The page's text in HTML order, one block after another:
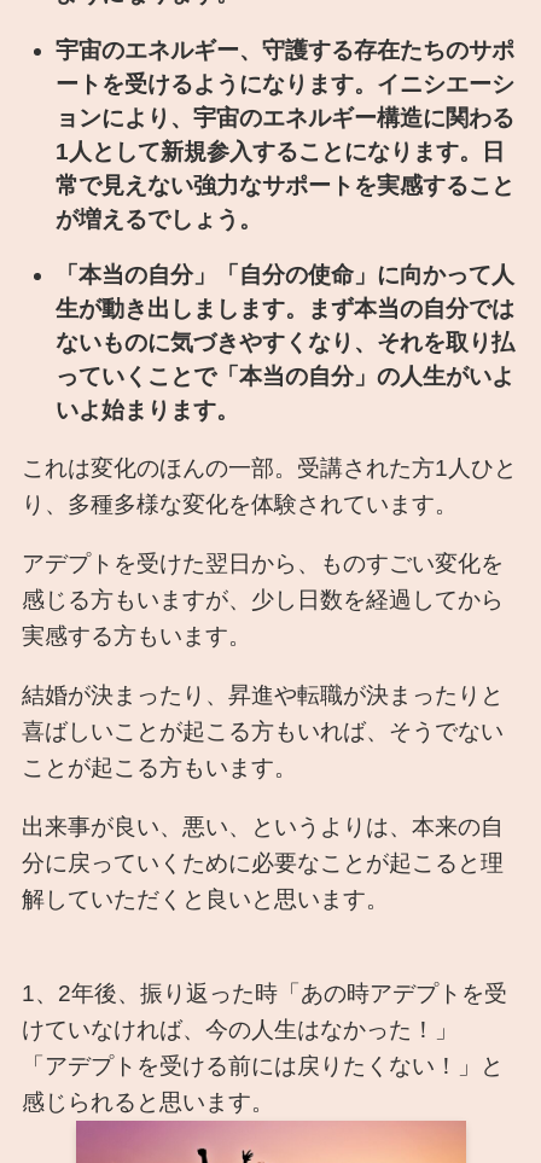
宇宙のエネルギー、守護する存在たちのサポ
ートを受けるようになります。イニシエーシ
ョンにより、宇宙のエネルギー構造に関わる
1人として新規参入することになります。日
常で見えない強力なサポートを実感すること
が増えるでしょう。
「本当の自分」「自分の使命」に向かって人
生が動き出しまします。まず本当の自分では
ないものに気づきやすくなり、それを取り払
っていくことで「本当の自分」の人生がいよ
いよ始まります。
これは変化のほんの一部。受講された方1人ひと
り、多種多様な変化を体験されています。
アデプトを受けた翌日から、ものすごい変化を
感じる方もいますが、少し日数を経過してから
実感する方もいます。
結婚が決まったり、昇進や転職が決まったりと
喜ばしいことが起こる方もいれば、そうでない
ことが起こる方もいます。
出来事が良い、悪い、というよりは、本来の自
分に戻っていくために必要なことが起こると理
解していただくと良いと思います。
1、2年後、振り返った時「あの時アデプトを受
けていなければ、今の人生はなかった！」
「アデプトを受ける前には戻りたくない！」と
感じられると思います。